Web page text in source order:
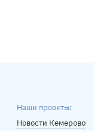
Наши проекты:
Новости Кемерово